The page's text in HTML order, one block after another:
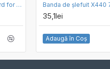
Disc diamantat Bosch Standard for Ceramic 150 x 1.6
35,1lei
Adaugă în Coş